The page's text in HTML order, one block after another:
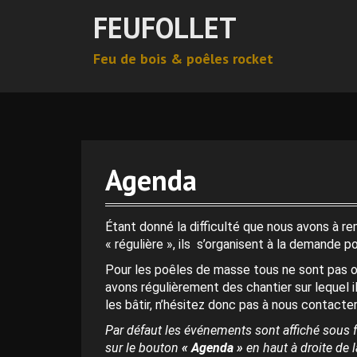
FEUFOLLET
Feu de bois & poêles rocket
Agenda
Étant donné la difficulté que nous avons à
« régulière », ils s’organisent à la demande
Pour les poêles de masse tous ne sont pas
avons régulièrement des chantier sur
les bâtir, n’hésitez donc pas à nous
Par défaut les événements sont affiché
sur le bouton « Agenda » en haut à droite de
2 h 00 min
4 h 00 min
5 h 00 min